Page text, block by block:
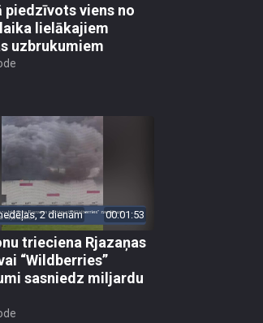
piedzīvots viens no
lielākajiem
uzbrukumiem
2 dienām 00:01:53
trieciena Rjazaņas
“Wildberries”
sasniedz miljardu